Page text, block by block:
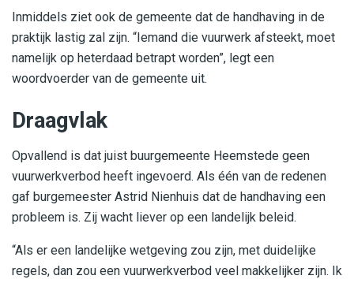
Inmiddels ziet ook de gemeente dat de handhaving in de
praktijk lastig zal zijn. “Iemand die vuurwerk afsteekt, moet
namelijk op heterdaad betrapt worden”, legt een
woordvoerder van de gemeente uit.
Draagvlak
Opvallend is dat juist buurgemeente Heemstede geen
vuurwerkverbod heeft ingevoerd. Als één van de redenen
gaf burgemeester Astrid Nienhuis dat de handhaving een
probleem is. Zij wacht liever op een landelijk beleid.
“Als er een landelijke wetgeving zou zijn, met duidelijke
regels, dan zou een vuurwerkverbod veel makkelijker zijn. Ik